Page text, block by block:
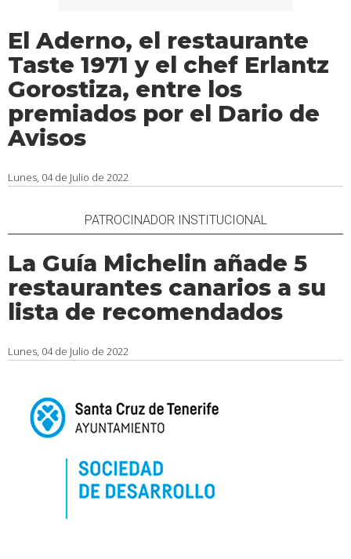
El Aderno, el restaurante
Taste 1971 y el chef Erlantz
Gorostiza, entre los
premiados por el Dario de
Avisos
Lunes, 04 de Julio de 2022
PATROCINADOR INSTITUCIONAL
La Guía Michelin añade 5
restaurantes canarios a su
lista de recomendados
Lunes, 04 de Julio de 2022